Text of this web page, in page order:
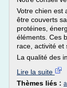
Votre chien est
être couverts
protéines,
éléments. Ces
race, activité et
La qualité des
Lire la suite
Thèmes liés :